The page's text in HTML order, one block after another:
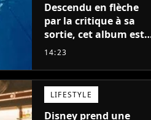
Descendu en flèche
par la critique à sa
sortie, cet album est
en train de devenir le
auteur
14:23
LIFESTYLE
Disney prend une